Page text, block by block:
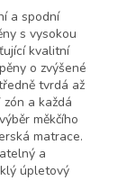
a spodní
s vysokou
kvalitní
o zvýšené
tvrdá až
a každá
měkčího
matrace.
a
úpletový